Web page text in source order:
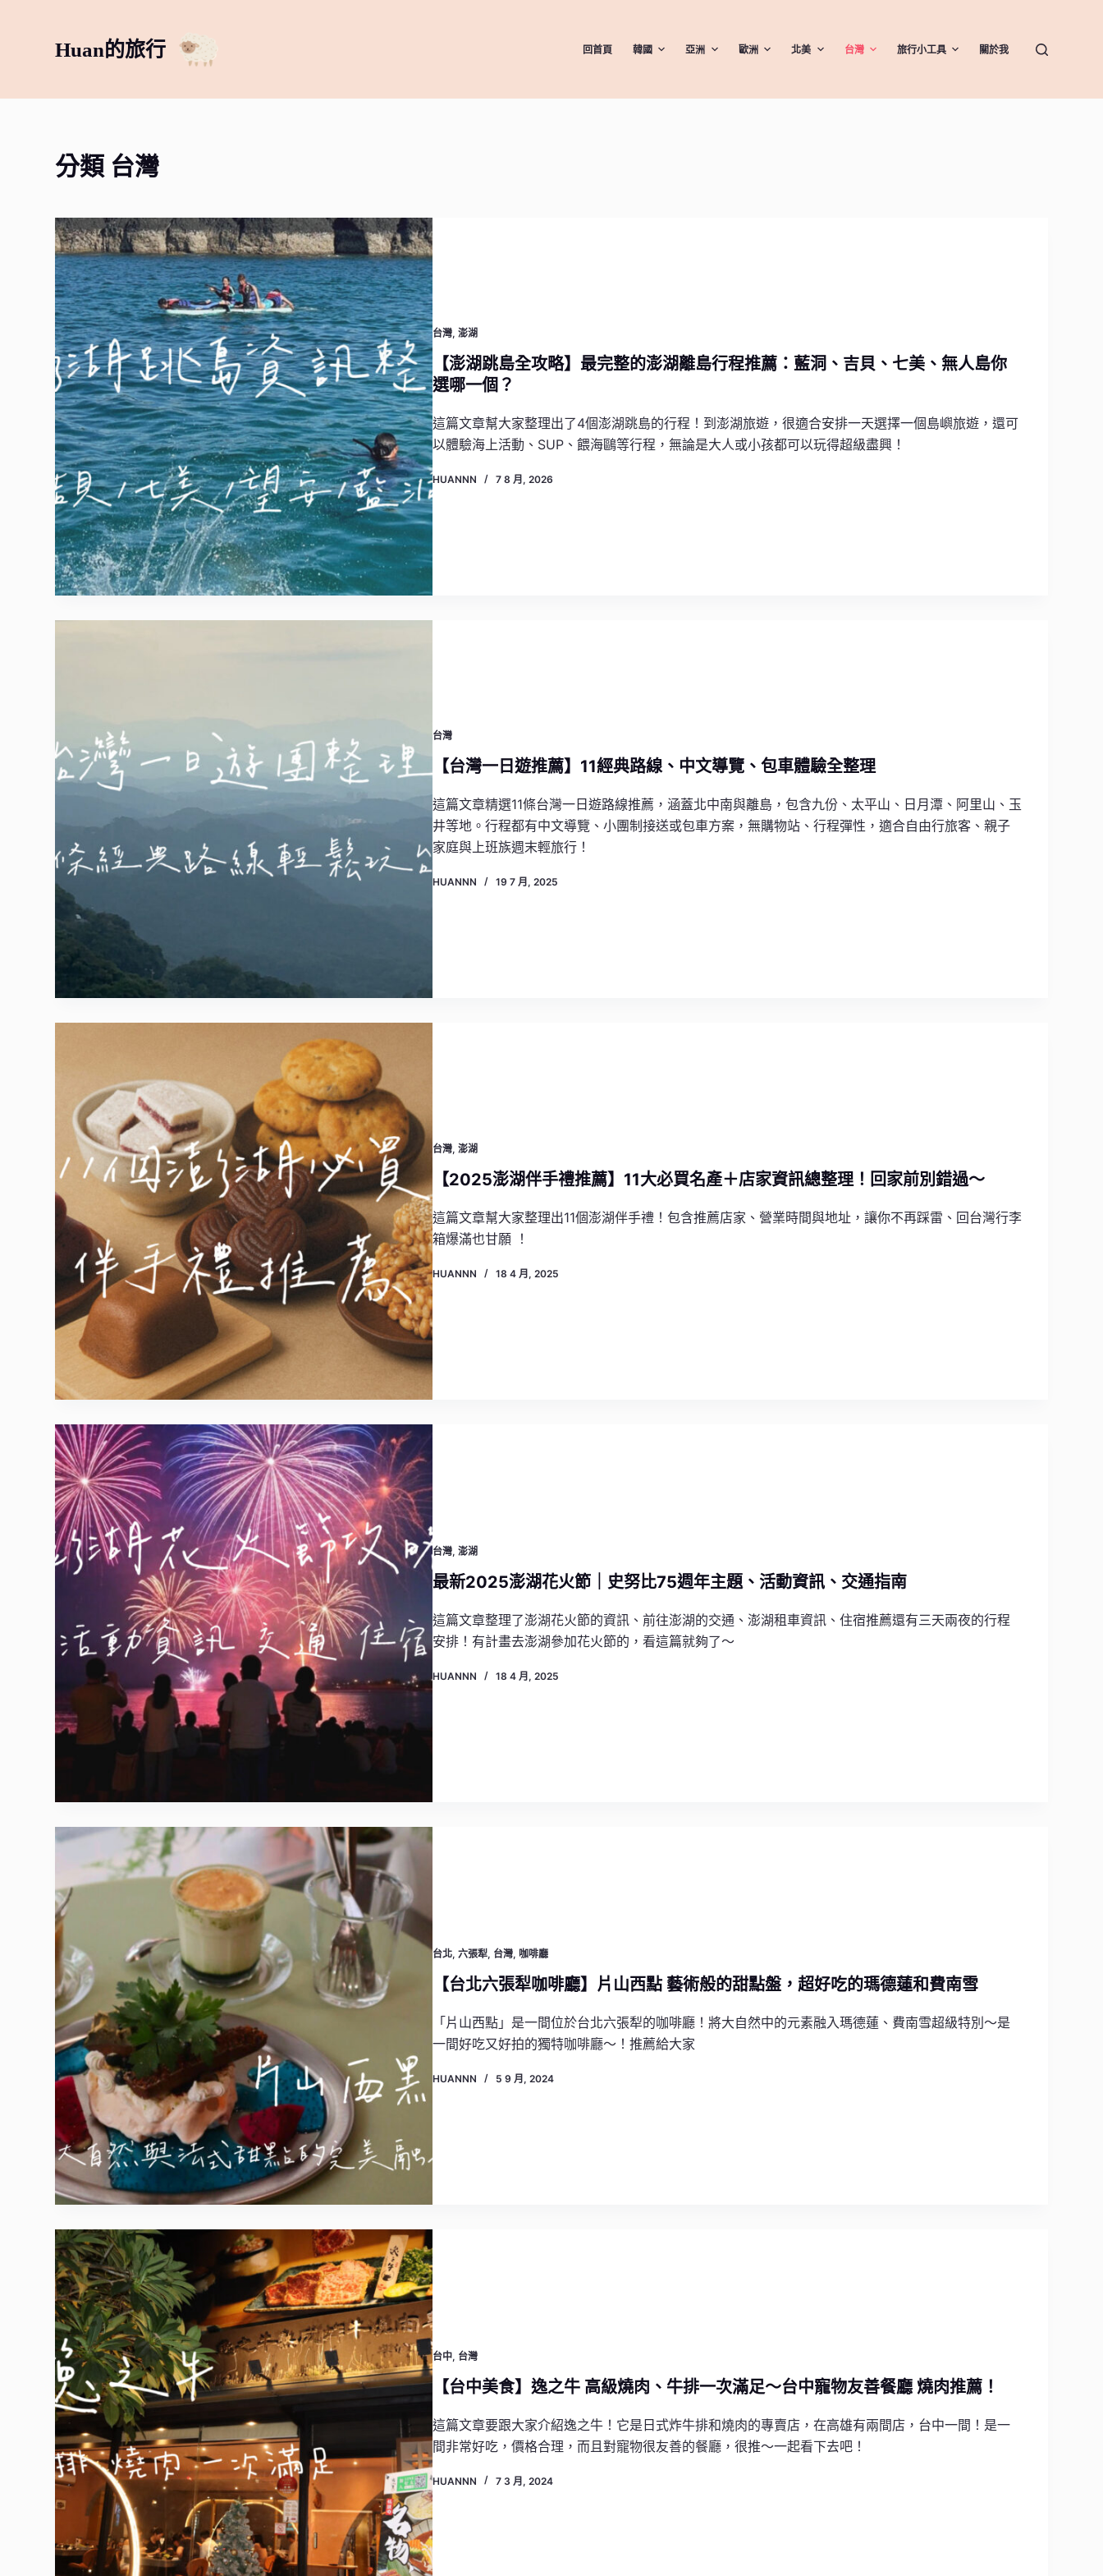
Huan的旅行 回首頁 韓國 亞洲 歐洲 北美 台灣 旅行小工具 關於我
分類 台灣
台灣,澎湖
【澎湖跳島全攻略】最完整的澎湖離島行程推薦：藍洞、吉貝、七美、無人島你
選哪一個？
這篇文章幫大家整理出了4個澎湖跳島的行程！到澎湖旅遊，很適合安排一天選擇一個島嶼旅遊，還可
以體驗海上活動、SUP、餵海鷗等行程，無論是大人或小孩都可以玩得超級盡興！
HUANNN 7 8 月, 2026
台灣
【台灣一日遊推薦】11經典路線、中文導覽、包車體驗全整理
這篇文章精選11條台灣一日遊路線推薦，涵蓋北中南與離島，包含九份、太平山、日月潭、阿里山、玉
井等地。行程都有中文導覽、小團制接送或包車方案，無購物站、行程彈性，適合自由行旅客、親子
家庭與上班族週末輕旅行！
HUANNN 19 7 月, 2025
台灣,澎湖
【2025澎湖伴手禮推薦】11大必買名產＋店家資訊總整理！回家前別錯過～
這篇文章幫大家整理出11個澎湖伴手禮！包含推薦店家、營業時間與地址，讓你不再踩雷、回台灣行李
箱爆滿也甘願 ！
HUANNN 18 4 月, 2025
台灣,澎湖
最新2025澎湖花火節｜史努比75週年主題、活動資訊、交通指南
這篇文章整理了澎湖花火節的資訊、前往澎湖的交通、澎湖租車資訊、住宿推薦還有三天兩夜的行程
安排！有計畫去澎湖參加花火節的，看這篇就夠了～
HUANNN 18 4 月, 2025
台北,六張犁, 台灣, 咖啡廳
【台北六張犁咖啡廳】片山西點 藝術般的甜點盤，超好吃的瑪德蓮和費南雪
「片山西點」是一間位於台北六張犁的咖啡廳！將大自然中的元素融入瑪德蓮、費南雪超級特別～是
一間好吃又好拍的獨特咖啡廳～！推薦給大家
HUANNN 5 9 月, 2024
台中, 台灣
【台中美食】逸之牛 高級燒肉、牛排一次滿足～台中寵物友善餐廳 燒肉推薦！
這篇文章要跟大家介紹逸之牛！它是日式炸牛排和燒肉的專賣店，在高雄有兩間店，台中一間！是一
間非常好吃，價格合理，而且對寵物很友善的餐廳，很推～一起看下去吧！
HUANNN 7 3 月, 2024